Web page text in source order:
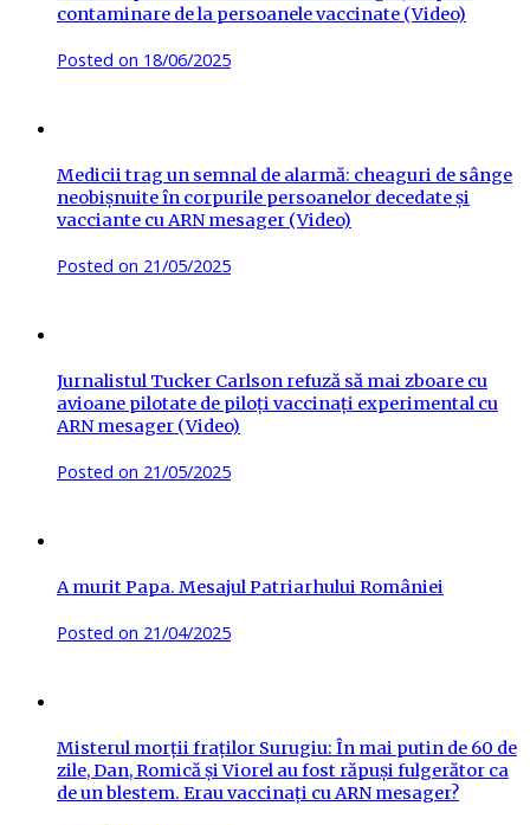
contaminare de la persoanele vaccinate (Video)
Posted on 18/06/2025
Medicii trag un semnal de alarmă: cheaguri de sânge
neobișnuite în corpurile persoanelor decedate și
vacciante cu ARN mesager (Video)
Posted on 21/05/2025
Jurnalistul Tucker Carlson refuză să mai zboare cu
avioane pilotate de piloți vaccinați experimental cu
ARN mesager (Video)
Posted on 21/05/2025
A murit Papa. Mesajul Patriarhului României
Posted on 21/04/2025
Misterul morții fraților Surugiu: În mai putin de 60 de
zile, Dan, Romică și Viorel au fost răpuși fulgerător ca
de un blestem. Erau vaccinați cu ARN mesager?